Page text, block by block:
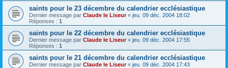
saints pour le 23 décembre du calendrier ecclésiastique
Dernier message par Claude le Liseur« jeu. 09 déc. 2004 18:02
Réponses : 1
saints pour le 22 décembre du calendrier ecclésiastique
Dernier message par Claude le Liseur« jeu. 09 déc. 2004 17:55
Réponses : 1
saints pour le 21 décembre du calendrier ecclésiastique
Dernier message par Claude le Liseur« jeu. 09 déc. 2004 17:43